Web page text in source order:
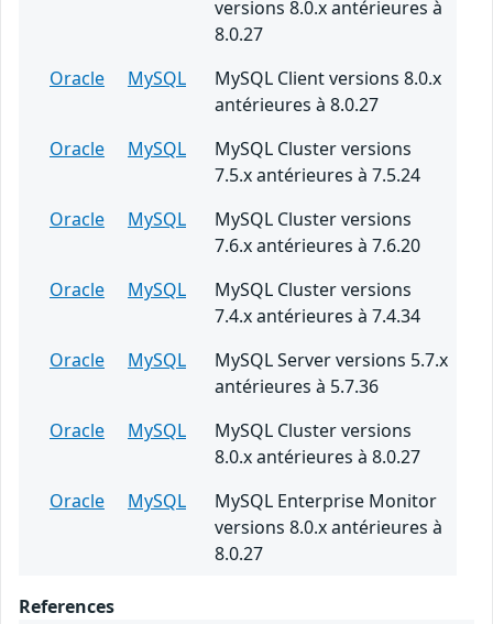
versions 8.0.x antérieures à
8.0.27
Oracle
MySQL
MySQL Client versions 8.0.x
antérieures à 8.0.27
Oracle
MySQL
MySQL Cluster versions
7.5.x antérieures à 7.5.24
Oracle
MySQL
MySQL Cluster versions
7.6.x antérieures à 7.6.20
Oracle
MySQL
MySQL Cluster versions
7.4.x antérieures à 7.4.34
Oracle
MySQL
MySQL Server versions 5.7.x
antérieures à 5.7.36
Oracle
MySQL
MySQL Cluster versions
8.0.x antérieures à 8.0.27
Oracle
MySQL
MySQL Enterprise Monitor
versions 8.0.x antérieures à
8.0.27
References